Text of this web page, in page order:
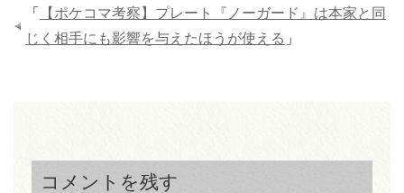
「
【ポケコマ考察】プレート『ノーガード』は本家と同
じく相手にも影響を与えたほうが使える 」
コメントを残す